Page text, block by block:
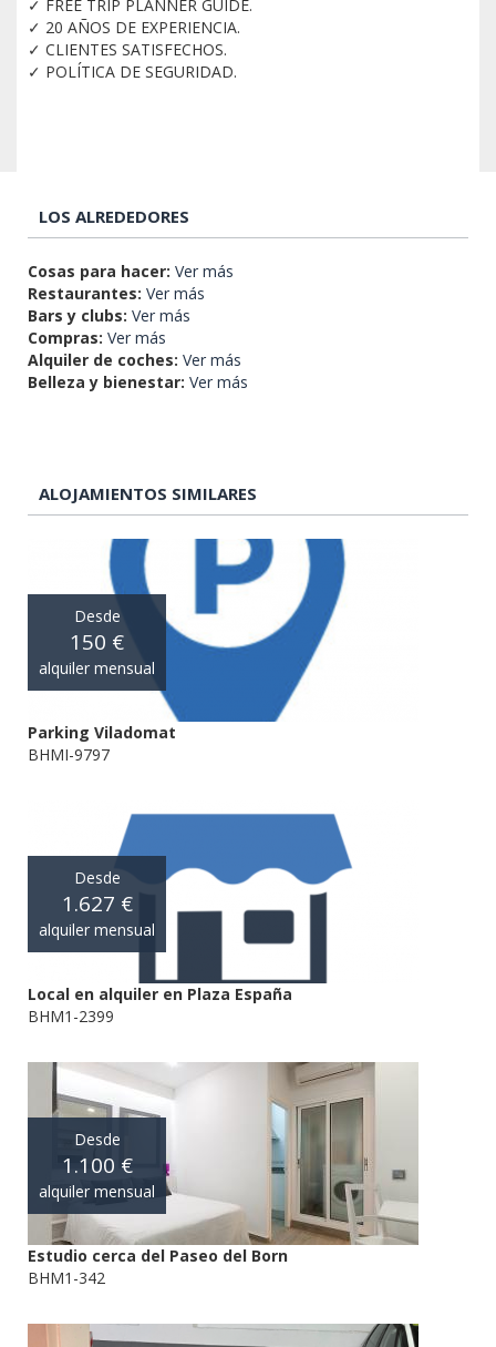
✓ FREE TRIP PLANNER GUIDE.
✓ 20 AÑOS DE EXPERIENCIA.
✓ CLIENTES SATISFECHOS.
✓ POLÍTICA DE SEGURIDAD.
LOS ALREDEDORES
Cosas para hacer: Ver más
Restaurantes: Ver más
Bars y clubs: Ver más
Compras: Ver más
Alquiler de coches: Ver más
Belleza y bienestar: Ver más
ALOJAMIENTOS SIMILARES
Desde
150 €
alquiler mensual
Parking Viladomat
BHMI-9797
Desde
1.627 €
alquiler mensual
Local en alquiler en Plaza España
BHM1-2399
Desde
1.100 €
alquiler mensual
Estudio cerca del Paseo del Born
BHM1-342